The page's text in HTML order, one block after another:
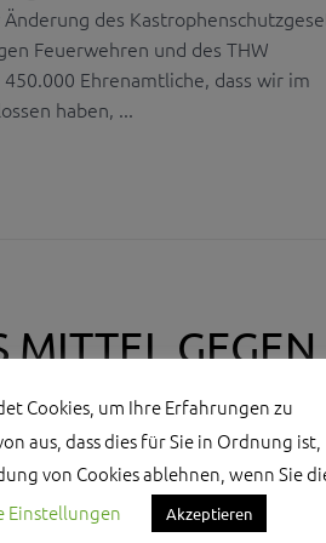
des
Feuerwehren und des THW
Ehrenamtliche, dass wir im
haben, ...
MITTEL GEGEN
CSU-Fraktion ein verbessertes
Arbeitnehmer können jetzt leichter
werden. Damit wird ihre
Cookies, um Ihre Erfahrungen zu
aus, dass dies für Sie in Ordnung ist,
von Cookies ablehnen, wenn Sie
Einstellungen Akzeptieren